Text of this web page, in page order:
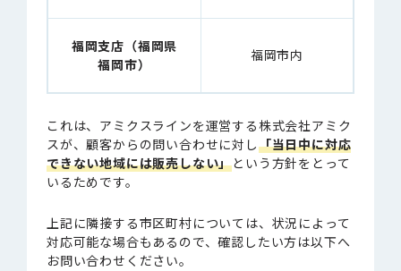
福岡支店（福岡県
福岡市）
福岡市内
これは、アミクスラインを運営する株式会社アミク
スが、顧客からの問い合わせに対し「当日中に対応
できない地域には販売しない」という方針をとって
いるためです。
上記に隣接する市区町村については、状況によって
対応可能な場合もあるので、確認したい方は以下へ
お問い合わせください。